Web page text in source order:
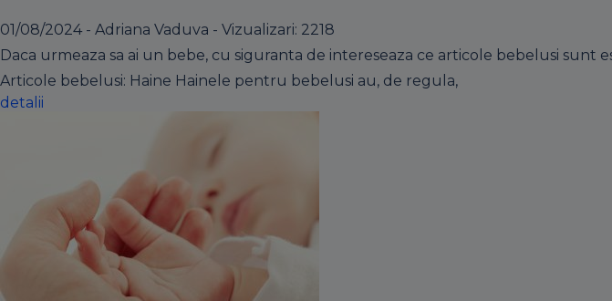
01/08/2024 - Adriana Vaduva - Vizualizari: 2218
Daca urmeaza sa ai un bebe, cu siguranta de intereseaza ce articole bebelusi sunt
Articole bebelusi: Haine Hainele pentru bebelusi au, de regula,
detalii